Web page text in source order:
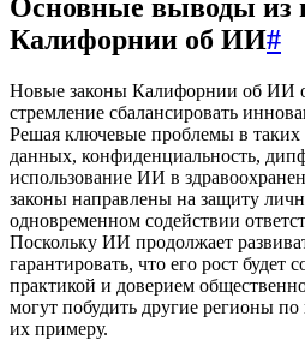
Основные выводы из
Калифорнии об ИИ#
Новые законы Калифорнии об ИИ
стремление сбалансировать
Решая ключевые проблемы в таких
данных, конфиденциальность,
использование ИИ в
законы направлены на защиту
одновременном содействии
Поскольку ИИ продолжает
гарантировать, что его рост будет
практикой и доверием
могут побудить другие регионы
их примеру.